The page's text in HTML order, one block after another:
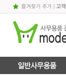
즐겨찾기 추가| 고객